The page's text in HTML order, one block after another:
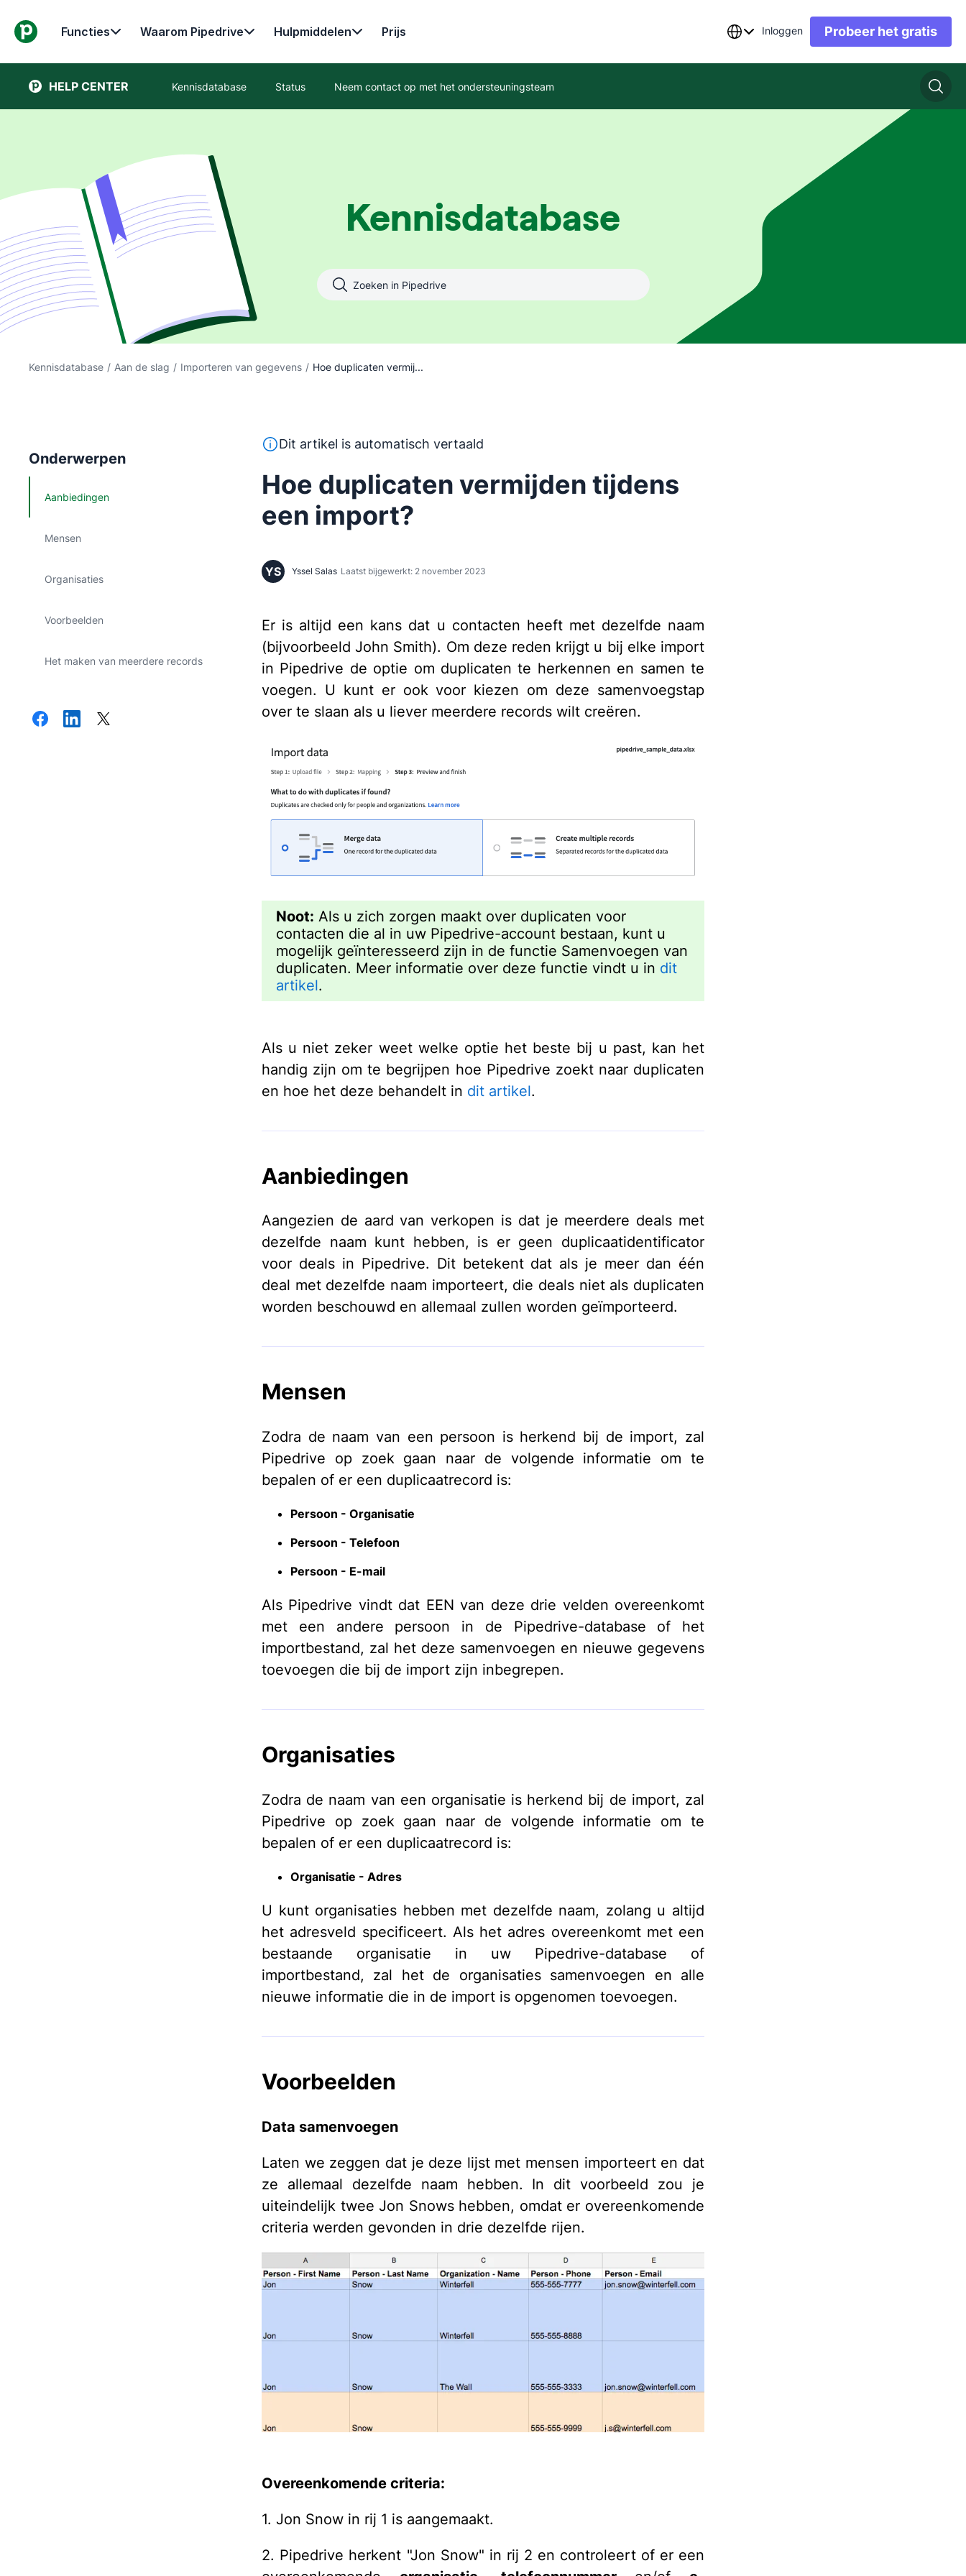
Functies Waarom Pipedrive Hulpmiddelen Prijs Inloggen Probeer het gratis
HELP CENTER Kennisdatabase Status Neem contact op met het ondersteuningsteam
Kennisdatabase
Kennisdatabase / Aan de slag / Importeren van gegevens / Hoe duplicaten vermij...
Onderwerpen
Aanbiedingen
Mensen
Organisaties
Voorbeelden
Het maken van meerdere records
Deze tekst is automatisch vertaald uit het Engels, zonder inbreng van een persoon. De tekst kan onnauwkeurigheden of
Dit artikel is automatisch vertaald
Hoe duplicaten vermijden tijdens
een import?
YS Yssel Salas Laatst bijgewerkt: 2 november 2023
Er is altijd een kans dat u contacten heeft met dezelfde naam
(bijvoorbeeld John Smith). Om deze reden krijgt u bij elke import
in Pipedrive de optie om duplicaten te herkennen en samen te
voegen. U kunt er ook voor kiezen om deze samenvoegstap
over te slaan als u liever meerdere records wilt creëren.
Noot: Als u zich zorgen maakt over duplicaten voor
contacten die al in uw Pipedrive-account bestaan, kunt u
mogelijk geïnteresseerd zijn in de functie Samenvoegen van
duplicaten. Meer informatie over deze functie vindt u in dit
artikel.
Als u niet zeker weet welke optie het beste bij u past, kan het
handig zijn om te begrijpen hoe Pipedrive zoekt naar duplicaten
en hoe het deze behandelt in dit artikel.
Aanbiedingen
Aangezien de aard van verkopen is dat je meerdere deals met
dezelfde naam kunt hebben, is er geen duplicaatidentificator
voor deals in Pipedrive. Dit betekent dat als je meer dan één
deal met dezelfde naam importeert, die deals niet als duplicaten
worden beschouwd en allemaal zullen worden geïmporteerd.
Mensen
Zodra de naam van een persoon is herkend bij de import, zal
Pipedrive op zoek gaan naar de volgende informatie om te
bepalen of er een duplicaatrecord is:
Persoon - Organisatie
Persoon - Telefoon
Persoon - E-mail
Als Pipedrive vindt dat EEN van deze drie velden overeenkomt
met een andere persoon in de Pipedrive-database of het
importbestand, zal het deze samenvoegen en nieuwe gegevens
toevoegen die bij de import zijn inbegrepen.
Organisaties
Zodra de naam van een organisatie is herkend bij de import, zal
Pipedrive op zoek gaan naar de volgende informatie om te
bepalen of er een duplicaatrecord is:
Organisatie - Adres
U kunt organisaties hebben met dezelfde naam, zolang u altijd
het adresveld specificeert. Als het adres overeenkomt met een
bestaande organisatie in uw Pipedrive-database of
importbestand, zal het de organisaties samenvoegen en alle
nieuwe informatie die in de import is opgenomen toevoegen.
Voorbeelden
Data samenvoegen
Laten we zeggen dat je deze lijst met mensen importeert en dat
ze allemaal dezelfde naam hebben. In dit voorbeeld zou je
uiteindelijk twee Jon Snows hebben, omdat er overeenkomende
criteria werden gevonden in drie dezelfde rijen.
Overeenkomende criteria:
1. Jon Snow in rij 1 is aangemaakt.
2. Pipedrive herkent "Jon Snow" in rij 2 en controleert of er een